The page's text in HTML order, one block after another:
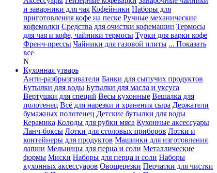
и заварники для чая Кофейники Наборы для
приготовления кофе на песке Ручные механические
кофемолки Средства для очистки кофемашин Термосы
для чая и кофе, чайники термосы Турки для варки кофе
Френч-прессы Чайники для газовой плиты ... Показать
все
N
Кухонная утварь
Анти-разбрызгиватели Банки для сыпучих продуктов
Бутылки для воды Бутылки для масла и уксуса
Вертушки для специй Весы кухонные Вешалка для
полотенец Всё для нарезки и хранения сыра Держатели
бумажных полотенец Детские бутылки для воды
Керамика Колоды для рубки мяса Кухонные аксессуары
Ланч-боксы Лотки для столовых приборов Лотки и
контейнеры для продуктов Машинки для изготовления
лапши Мельницы для перца и соли Металлические
формы Миски Наборы для перца и соли Наборы
кухонных аксессуаров Овощерезки Перчатки для чистки